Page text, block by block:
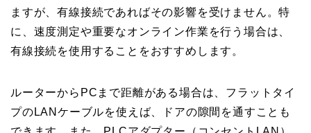
ますが、有線接続であればその影響を受けません。特
に、速度測定や重要なオンライン作業を行う場合は、
有線接続を使用することをおすすめします。
ルーターからPCまで距離がある場合は、フラットタイ
プのLANケーブルを使えば、ドアの隙間を通すことも